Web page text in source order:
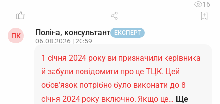
16
ПК Поліна, консультант ЕКСПЕРТ
06.08.2026 | 20:59
1 січня 2024 року ви призначили керівника
й забули повідомити про це ТЦК. Цей
обов’язок потрібно було виконати до 8
січня 2024 року включно. Якщо це… Ще